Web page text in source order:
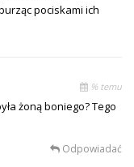
pociskami ich
% temu
żoną boniego? Tego
Odpowiadać